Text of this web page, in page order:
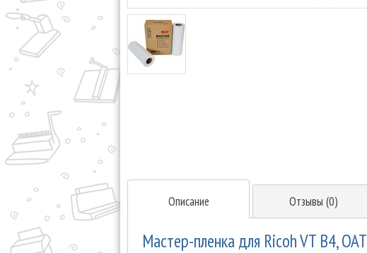
Описание Отзывы (0)
Мастер-пленка для Ricoh VT B4, OAT